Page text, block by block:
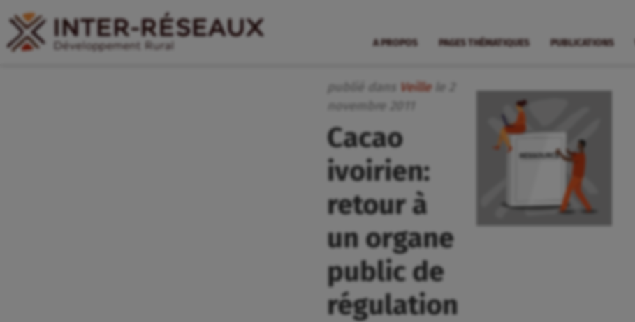
A PROPOS PAGES THÉMATIQUES PUBLICATIONS
publié dans Veille le
novembre
Cacao
ivoirien:
retour à
un organe
public de
régulation